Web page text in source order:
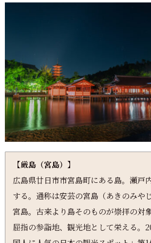
【厳島（宮島）】
広島県廿日市市宮島町にある島。瀬戸
する。通称は安芸の宮島（あきのみや
宮島。古来より島そのものが崇拝の対
屈指の参詣地、観光地として栄える。